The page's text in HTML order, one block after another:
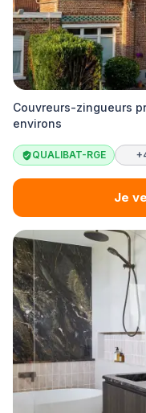
Couvreurs-zingueurs
environs
QUALIBAT-RGE
Je